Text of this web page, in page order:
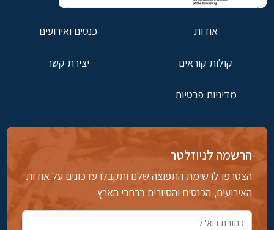
אודות כנסים ואירועים
קולות קוראים יצירת קשר
מדיניות פרטיות
הרשמה לניוזלטר
הצטרפו לרשימת התפוצה שלנו ותקבלו עדכונים על אודות
האירועים, הכנסים והסיורים ברחבי הארץ